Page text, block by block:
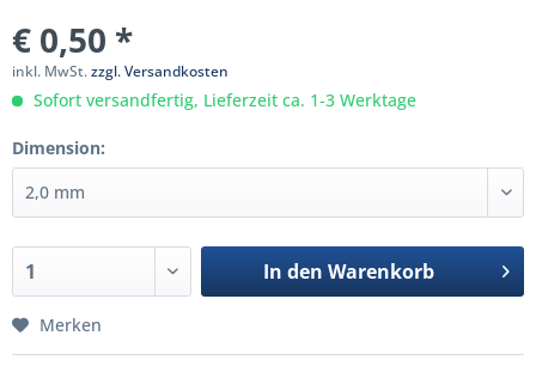
€ 0,50 *
inkl. MwSt.zzgl. Versandkosten
Sofort versandfertig, Lieferzeit ca. 1-3 Werktage
Dimension:
In den Warenkorb
Merken